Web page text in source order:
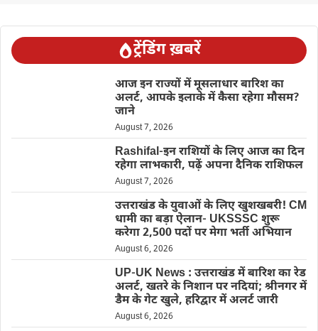
ट्रेंडिंग ख़बरें
आज इन राज्यों में मूसलाधार बारिश का
अलर्ट, आपके इलाके में कैसा रहेगा मौसम?
जाने
August 7, 2026
Rashifal-इन राशियों के लिए आज का दिन
रहेगा लाभकारी, पढ़ें अपना दैनिक राशिफल
August 7, 2026
उत्तराखंड के युवाओं के लिए खुशखबरी! CM
धामी का बड़ा ऐलान- UKSSSC शुरू
करेगा 2,500 पदों पर मेगा भर्ती अभियान
August 6, 2026
UP-UK News : उत्तराखंड में बारिश का रेड
अलर्ट, खतरे के निशान पर नदियां; श्रीनगर में
डैम के गेट खुले, हरिद्वार में अलर्ट जारी
August 6, 2026